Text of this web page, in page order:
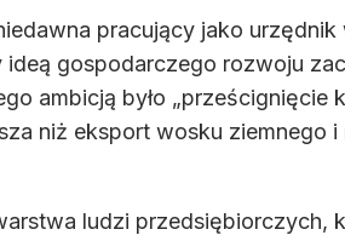
pracujący jako
ideą gospodarczego rozwoju
ambicją było „prześcignięcie
niż eksport wosku ziemnego i
ludzi przedsiębiorczych,